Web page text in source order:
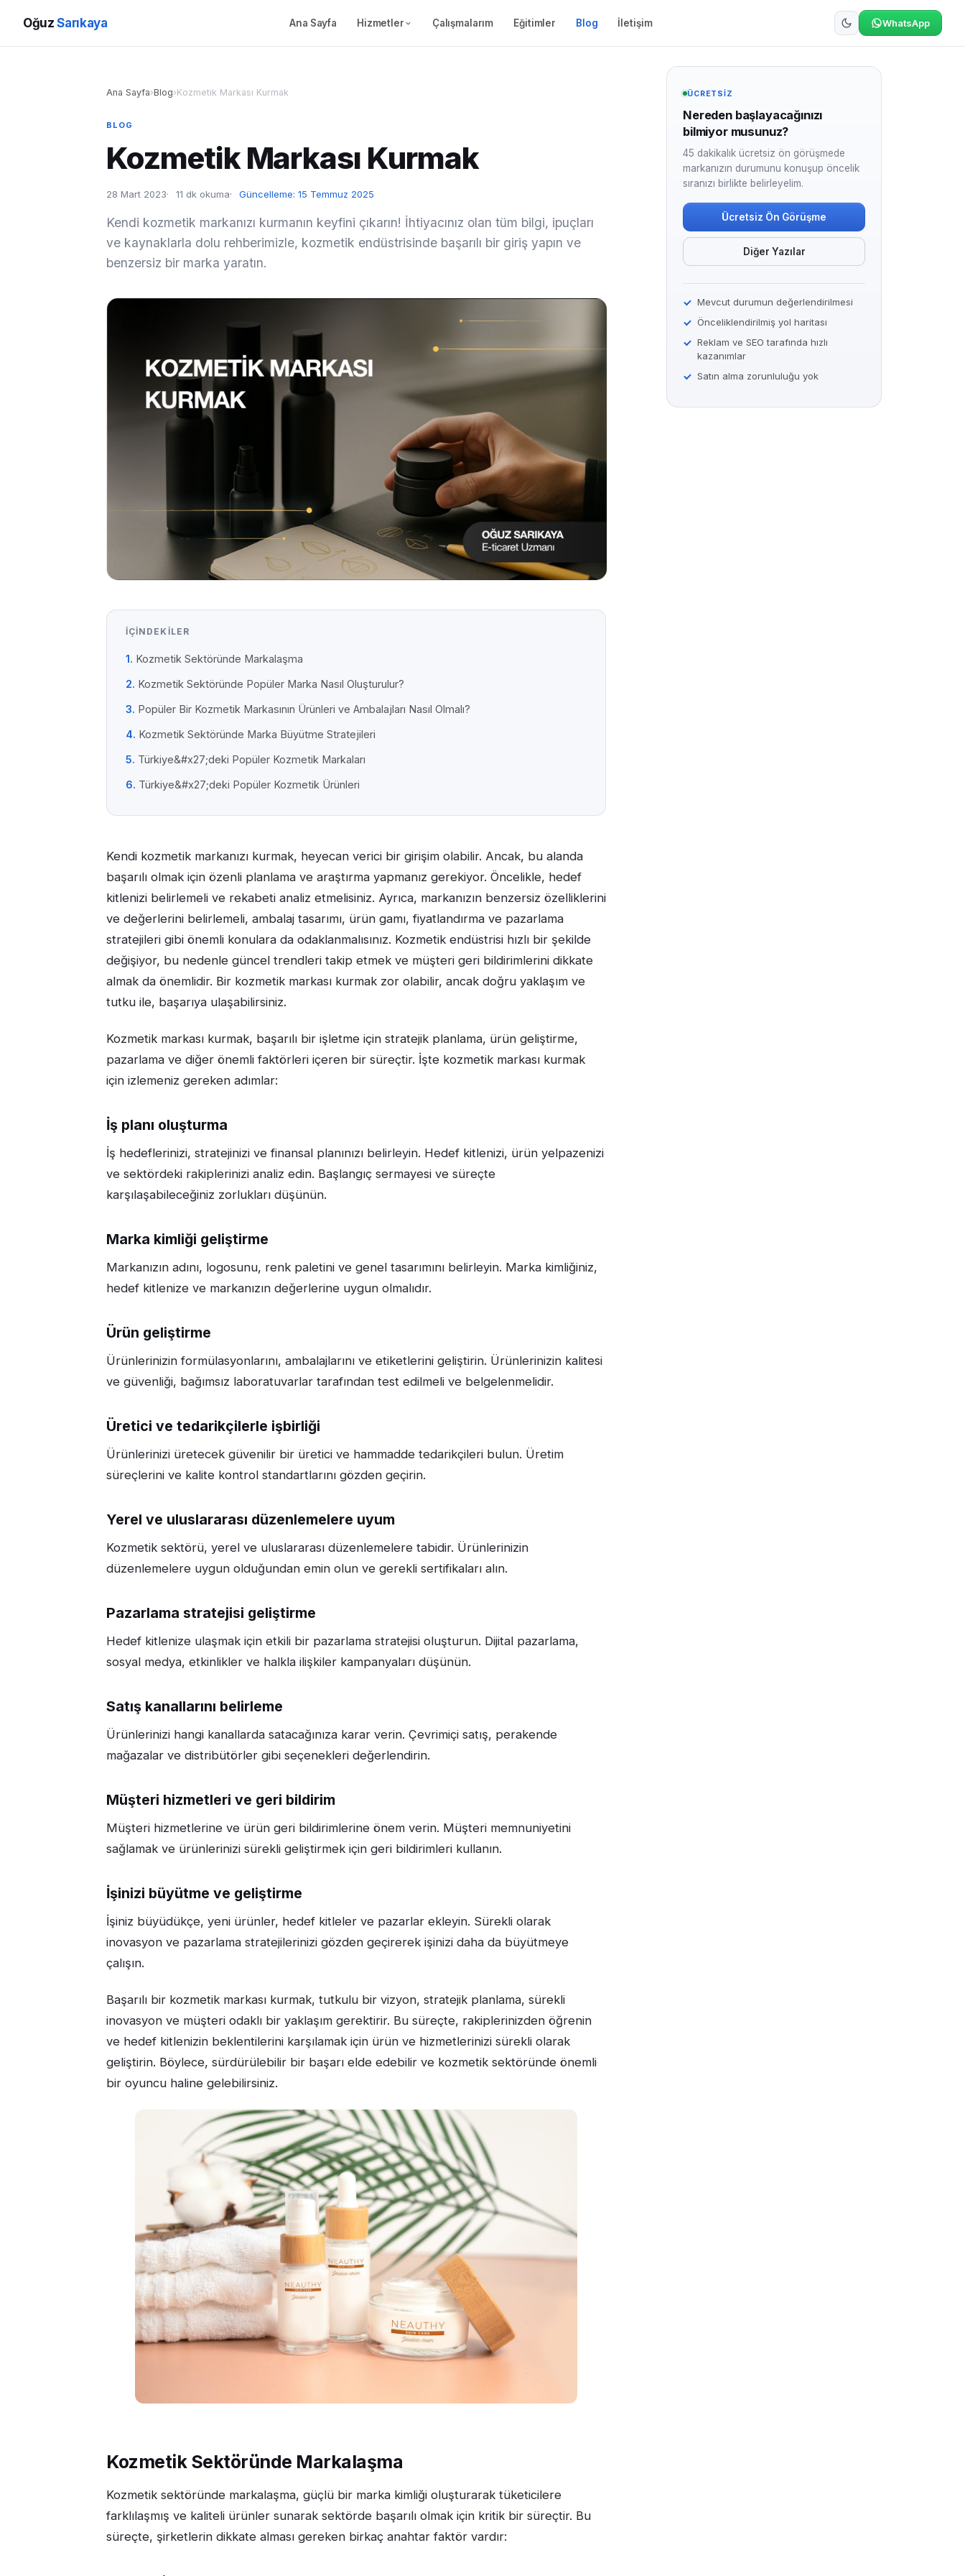
OğuzSarıkaya Ana Sayfa Hizmetler Çalışmalarım Eğitimler Blog İletişim WhatsApp
Ana Sayfa›Blog›Kozmetik Markası Kurmak
BLOG
Kozmetik Markası Kurmak
28 Mart 2023 11 dk okuma Güncelleme: 15 Temmuz 2025
Kendi kozmetik markanızı kurmanın keyfini çıkarın! İhtiyacınız olan tüm bilgi, ipuçları
ve kaynaklarla dolu rehberimizle, kozmetik endüstrisinde başarılı bir giriş yapın ve
benzersiz bir marka yaratın.
İÇINDEKILER
Kozmetik Sektöründe Markalaşma
Kozmetik Sektöründe Popüler Marka Nasıl Oluşturulur?
Popüler Bir Kozmetik Markasının Ürünleri ve Ambalajları Nasıl Olmalı?
Kozmetik Sektöründe Marka Büyütme Stratejileri
Türkiye&#x27;deki Popüler Kozmetik Markaları
Türkiye&#x27;deki Popüler Kozmetik Ürünleri
Kendi kozmetik markanızı kurmak, heyecan verici bir girişim olabilir. Ancak, bu alanda
başarılı olmak için özenli planlama ve araştırma yapmanız gerekiyor. Öncelikle, hedef
kitlenizi belirlemeli ve rekabeti analiz etmelisiniz. Ayrıca, markanızın benzersiz özelliklerini
ve değerlerini belirlemeli, ambalaj tasarımı, ürün gamı, fiyatlandırma ve pazarlama
stratejileri gibi önemli konulara da odaklanmalısınız. Kozmetik endüstrisi hızlı bir şekilde
değişiyor, bu nedenle güncel trendleri takip etmek ve müşteri geri bildirimlerini dikkate
almak da önemlidir. Bir kozmetik markası kurmak zor olabilir, ancak doğru yaklaşım ve
tutku ile, başarıya ulaşabilirsiniz.
Kozmetik markası kurmak, başarılı bir işletme için stratejik planlama, ürün geliştirme,
pazarlama ve diğer önemli faktörleri içeren bir süreçtir. İşte kozmetik markası kurmak
için izlemeniz gereken adımlar:
İş planı oluşturma
İş hedeflerinizi, stratejinizi ve finansal planınızı belirleyin. Hedef kitlenizi, ürün yelpazenizi
ve sektördeki rakiplerinizi analiz edin. Başlangıç sermayesi ve süreçte
karşılaşabileceğiniz zorlukları düşünün.
Marka kimliği geliştirme
Markanızın adını, logosunu, renk paletini ve genel tasarımını belirleyin. Marka kimliğiniz,
hedef kitlenize ve markanızın değerlerine uygun olmalıdır.
Ürün geliştirme
Ürünlerinizin formülasyonlarını, ambalajlarını ve etiketlerini geliştirin. Ürünlerinizin kalitesi
ve güvenliği, bağımsız laboratuvarlar tarafından test edilmeli ve belgelenmelidir.
Üretici ve tedarikçilerle işbirliği
Ürünlerinizi üretecek güvenilir bir üretici ve hammadde tedarikçileri bulun. Üretim
süreçlerini ve kalite kontrol standartlarını gözden geçirin.
Yerel ve uluslararası düzenlemelere uyum
Kozmetik sektörü, yerel ve uluslararası düzenlemelere tabidir. Ürünlerinizin
düzenlemelere uygun olduğundan emin olun ve gerekli sertifikaları alın.
Pazarlama stratejisi geliştirme
Hedef kitlenize ulaşmak için etkili bir pazarlama stratejisi oluşturun. Dijital pazarlama,
sosyal medya, etkinlikler ve halkla ilişkiler kampanyaları düşünün.
Satış kanallarını belirleme
Ürünlerinizi hangi kanallarda satacağınıza karar verin. Çevrimiçi satış, perakende
mağazalar ve distribütörler gibi seçenekleri değerlendirin.
Müşteri hizmetleri ve geri bildirim
Müşteri hizmetlerine ve ürün geri bildirimlerine önem verin. Müşteri memnuniyetini
sağlamak ve ürünlerinizi sürekli geliştirmek için geri bildirimleri kullanın.
İşinizi büyütme ve geliştirme
İşiniz büyüdükçe, yeni ürünler, hedef kitleler ve pazarlar ekleyin. Sürekli olarak
inovasyon ve pazarlama stratejilerinizi gözden geçirerek işinizi daha da büyütmeye
çalışın.
Başarılı bir kozmetik markası kurmak, tutkulu bir vizyon, stratejik planlama, sürekli
inovasyon ve müşteri odaklı bir yaklaşım gerektirir. Bu süreçte, rakiplerinizden öğrenin
ve hedef kitlenizin beklentilerini karşılamak için ürün ve hizmetlerinizi sürekli olarak
geliştirin. Böylece, sürdürülebilir bir başarı elde edebilir ve kozmetik sektöründe önemli
bir oyuncu haline gelebilirsiniz.
Kozmetik Sektöründe Markalaşma
Kozmetik sektöründe markalaşma, güçlü bir marka kimliği oluşturarak tüketicilere
farklılaşmış ve kaliteli ürünler sunarak sektörde başarılı olmak için kritik bir süreçtir. Bu
süreçte, şirketlerin dikkate alması gereken birkaç anahtar faktör vardır:
ÜCRETSIZ
Nereden başlayacağınızı
bilmiyor musunuz?
45 dakikalık ücretsiz ön görüşmede
markanızın durumunu konuşup öncelik
sıranızı birlikte belirleyelim.
Ücretsiz Ön Görüşme
Diğer Yazılar
Mevcut durumun değerlendirilmesi
Önceliklendirilmiş yol haritası
Reklam ve SEO tarafında hızlı
kazanımlar
Satın alma zorunluluğu yok